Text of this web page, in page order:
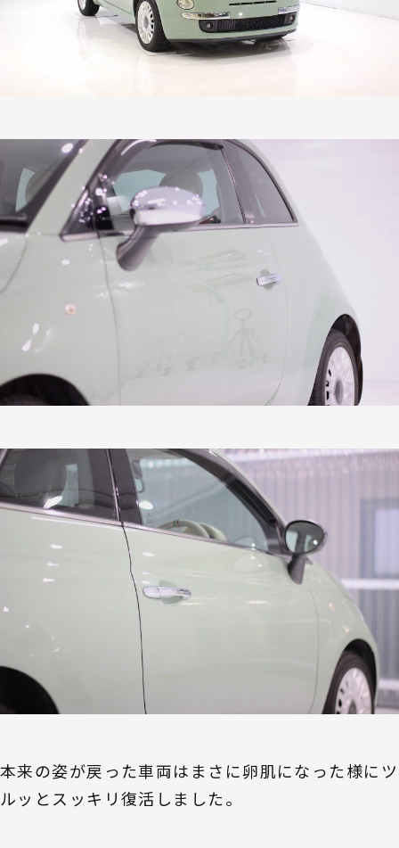
本来の姿が戻った車両はまさに卵肌になった様にツ
ルッとスッキリ復活しました。